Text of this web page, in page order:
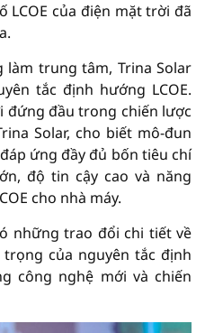
LCOE của điện mặt trời đã
trung tâm, Trina Solar
tắc định hướng LCOE.
đứng đầu trong chiến lược
Solar, cho biết mô-đun
ứng đầy đủ bốn tiêu chí
độ tin cậy cao và năng
cho nhà máy.
những trao đổi chi tiết về
của nguyên tắc định
công nghệ mới và chiến